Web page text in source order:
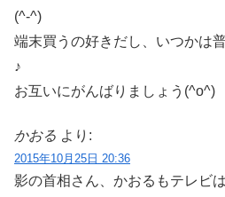
(^-^)
端末買うの好きだし、いつかは
♪
お互いにがんばりましょう(^o^)
かおる より:
2015年10月25日 20:36
影の首相さん、かおるもテレビ